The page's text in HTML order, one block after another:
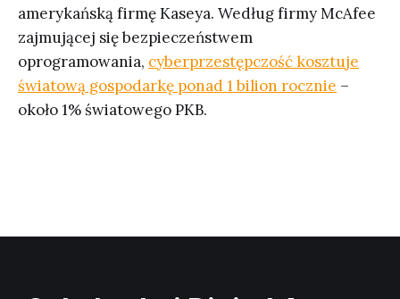
amerykańską firmę Kaseya. Według firmy McAfee
zajmującej się bezpieczeństwem
oprogramowania, cyberprzestępczość kosztuje
światową gospodarkę ponad 1 bilion rocznie –
około 1% światowego PKB.